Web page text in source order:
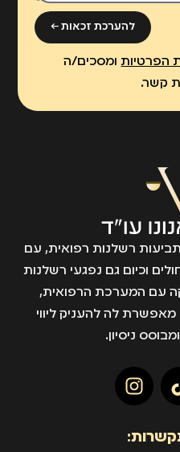
הפרטיותומסכים/ה
קשר.
להערכת זכאות ←
רשלנות רפואית, עם
וכיום גם נפגעי רשלנות
עם המערכת הרפואית,
לה להעניק ליווי
ניסיון.